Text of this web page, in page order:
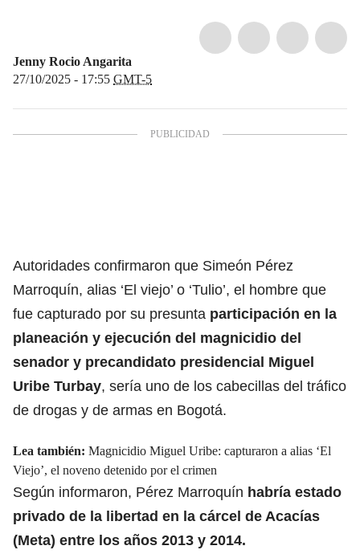
Jenny Rocio Angarita
27/10/2025 - 17:55 GMT-5
Autoridades confirmaron que Simeón Pérez
Marroquín, alias ‘El viejo’ o ‘Tulio’, el hombre que
fue capturado por su presunta participación en la
planeación y ejecución del magnicidio del
senador y precandidato presidencial Miguel
Uribe Turbay, sería uno de los cabecillas del tráfico
de drogas y de armas en Bogotá.
Lea también: Magnicidio Miguel Uribe: capturaron a alias ‘El
Viejo’, el noveno detenido por el crimen
Según informaron, Pérez Marroquín habría estado
privado de la libertad en la cárcel de Acacías
(Meta) entre los años 2013 y 2014.